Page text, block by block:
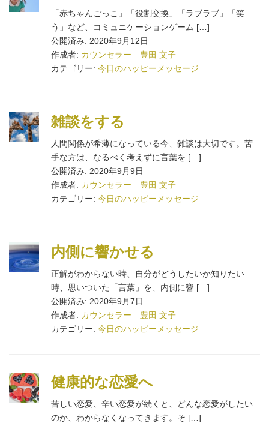
「赤ちゃんごっこ」「役割交換」「ラブラブ」「笑
う」など、コミュニケーションゲーム […]
公開済み: 2020年9月12日
作成者: カウンセラー 豊田 文子
カテゴリー: 今日のハッピーメッセージ
雑談をする
人間関係が希薄になっている今、雑談は大切です。苦
手な方は、なるべく考えずに言葉を […]
公開済み: 2020年9月9日
作成者: カウンセラー 豊田 文子
カテゴリー: 今日のハッピーメッセージ
内側に響かせる
正解がわからない時、自分がどうしたいか知りたい
時、思いついた「言葉」を、内側に響 […]
公開済み: 2020年9月7日
作成者: カウンセラー 豊田 文子
カテゴリー: 今日のハッピーメッセージ
健康的な恋愛へ
苦しい恋愛、辛い恋愛が続くと、どんな恋愛がしたい
のか、わからなくなってきます。そ […]